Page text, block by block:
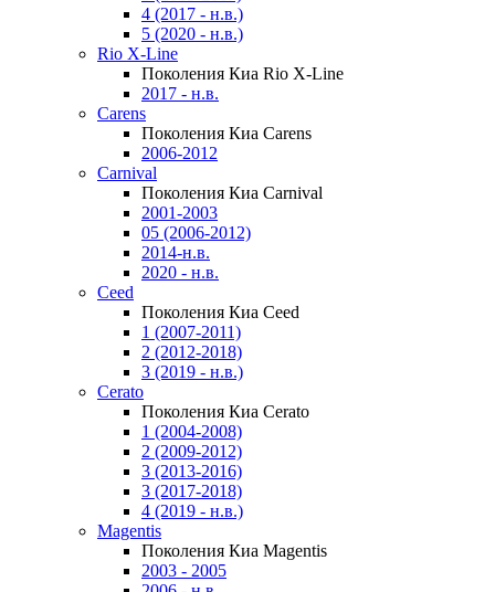
4 (2017 - н.в.)
5 (2020 - н.в.)
Rio X-Line
Поколения Киа Rio X-Line
2017 - н.в.
Carens
Поколения Киа Carens
2006-2012
Carnival
Поколения Киа Carnival
2001-2003
05 (2006-2012)
2014-н.в.
2020 - н.в.
Ceed
Поколения Киа Ceed
1 (2007-2011)
2 (2012-2018)
3 (2019 - н.в.)
Cerato
Поколения Киа Cerato
1 (2004-2008)
2 (2009-2012)
3 (2013-2016)
3 (2017-2018)
4 (2019 - н.в.)
Magentis
Поколения Киа Magentis
2003 - 2005